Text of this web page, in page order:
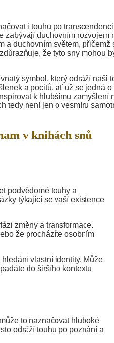
i touhu po
zabývají duchovním rozvojem
a duchovním světem,
že tyto sny mohou
symbol, který odráží naši
a pocitů, ať už se jedná
k hlubšímu zamyšlení
tedy není jen o vesmíru
v knihách snů
podvědomé touhy a
týkající se vaší existence
změny a transformace.
že procházíte osobním
vlastní identity. Může
do širšího kontextu
to naznačovat hluboké
odráží touhu po poznání a